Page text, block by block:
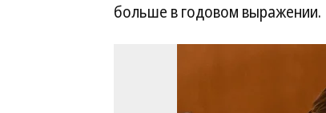
больше в годовом выражении.